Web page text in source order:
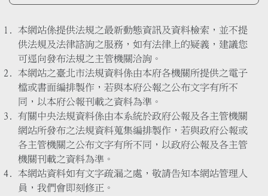
本網站係提供法規之最新動態資訊及資料檢索，並不提
供法規及法律諮詢之服務，如有法律上的疑義，建議您
可逕向發布法規之主管機關洽詢。
本網站之臺北市法規資料係由本府各機關所提供之電子
檔或書面編排製作，若與本府公報之公布文字有所不
同，以本府公報刊載之資料為準。
有關中央法規資料係由本系統於政府公報及各主管機關
網站所發布之法規資料蒐集編排製作，若與政府公報或
各主管機關之公布文字有所不同，以政府公報及各主管
機關刊載之資料為準。
本網站資料如有文字疏漏之處，敬請告知本網站管理人
員，我們會即刻修正。